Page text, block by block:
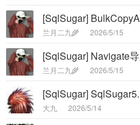
[SqlSugar]
兰月二九🌾 2026/5/15
[SqlSugar] Navigate
兰月二九🌾 2026/5/15
大九 2026/5/14